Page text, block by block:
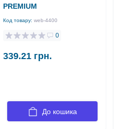
PREMIUM
Код товару: web-4400
0
339.21 грн.
До кошика